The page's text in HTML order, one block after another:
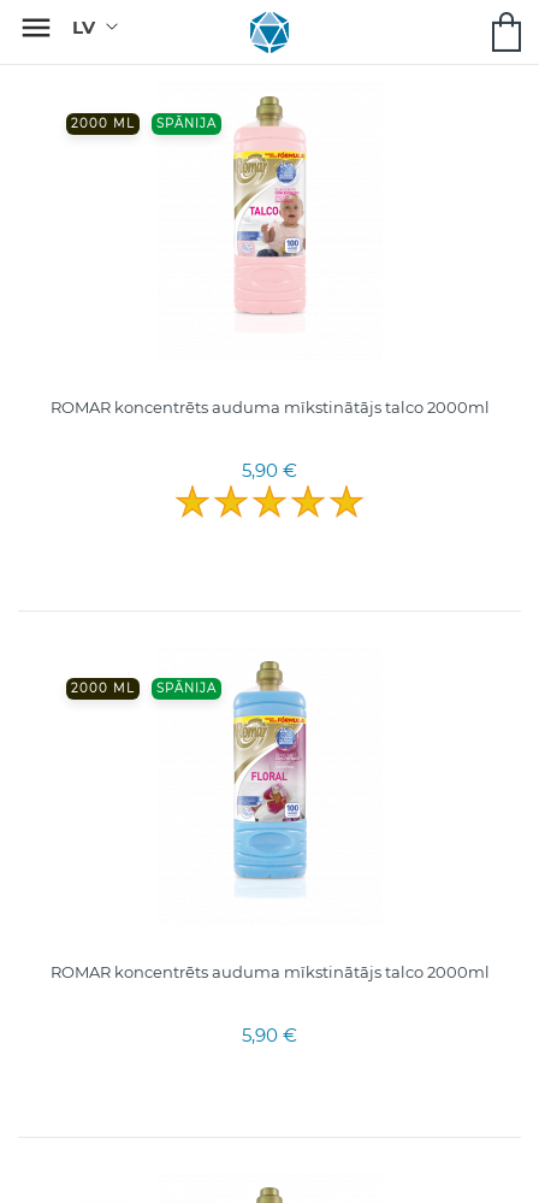

2000 ML SPĀNIJA
ROMAR koncentrēts auduma mīkstinātājs talco 2000ml
5,90 €
2000 ML SPĀNIJA
ROMAR koncentrēts auduma mīkstinātājs talco 2000ml
5,90 €